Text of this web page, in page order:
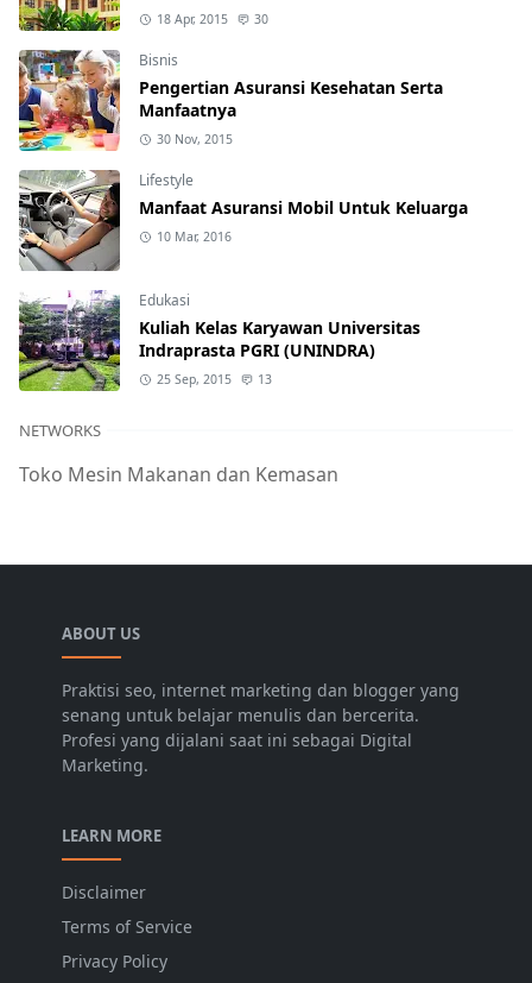
18 Apr, 2015 30
Bisnis
Pengertian Asuransi Kesehatan Serta
Manfaatnya
30 Nov, 2015
Lifestyle
Manfaat Asuransi Mobil Untuk Keluarga
10 Mar, 2016
Edukasi
Kuliah Kelas Karyawan Universitas
Indraprasta PGRI (UNINDRA)
25 Sep, 2015 13
NETWORKS
Toko Mesin Makanan dan Kemasan
ABOUT US
Praktisi seo, internet marketing dan blogger yang
senang untuk belajar menulis dan bercerita.
Profesi yang dijalani saat ini sebagai Digital
Marketing.
LEARN MORE
Disclaimer
Terms of Service
Privacy Policy